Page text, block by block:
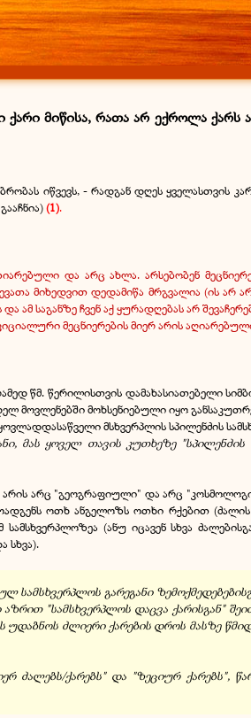
მიწისა, რათა არ ექროლა ქარს
იწვევს, - რადგან დღეს ყველასთვის
(1).
და არც ახლა. არსებობენ
მიხედვით დედამიწა მრგვალია (ის არ
ამ საგანზე ჩვენ აქ ყურადღებას არ
მეცნიერების მიერ არის
წმ. წერილისთვის დამახასიათებელი
მოვლენებში მოხსენიებული იყო
მსხვერპლის სპილენძის
მას ყოველ თავის კუთხეზე "სპილენძის
არის არც "გეოგრაფიული" და არც
ოთხ ანგელოზს ოთხი რქებით
(ანუ იცავენ სხვა
სხვა).
სამსხვერპლოს გარეგანი
"სამსხვერპლოს დაცვა ქარისგან"
უდაბნოს ძლიერი ქარების დროს მასზე
ძალებს/ქარებს" და "ზეციურ ქარებს",